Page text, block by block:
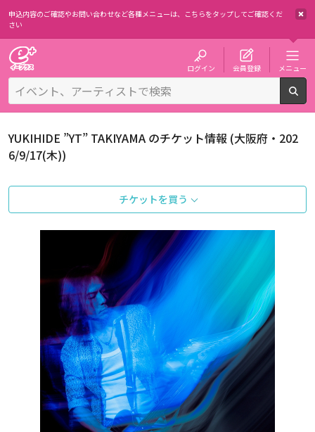
申込内容のご確認やお問い合わせなど各種メニューは、 こちらをタップしてご確認くだ
さい
ログイン 会員登録 メニュー
YUKIHIDE ”YT” TAKIYAMA のチケット情報 (大阪府・202
6/9/17(木))
チケットを買う